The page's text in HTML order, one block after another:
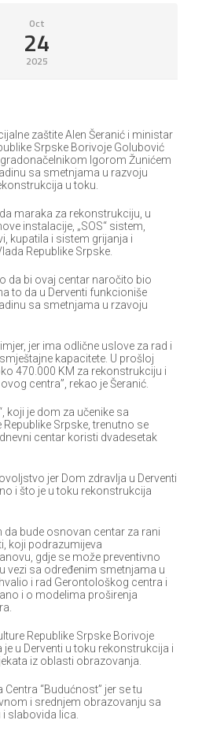
Oct
24
2025
zaštite Alen Šeranić i ministar
Srpske Borivoje Golubović
Igorom Žunićem
sa smetnjama u razvoju
u toku.
maraka za rekonstrukciju, u
instalacije, „SOS“ sistem,
kupatila i sistem grijanja i
Republike Srpske.
da bi ovaj centar naročito bio
to da u Derventi funkcioniše
sa smetnjama u rzavoju
jer ima odlične uslove za rad i
kapacitete. U prošloj
470.000 KM za rekonstrukciju i
centra”, rekao je Šeranić.
koji je dom za učenike sa
Srpske, trenutno se
centar koristi dvadesetak
jer Dom zdravlja u Derventi
i što je u toku rekonstrukcija
da bude osnovan centar za rani
koji podrazumijeva
gdje se može preventivno
vezi sa određenim smetnjama u
i rad Gerontološkog centra i
i o modelima proširenja
Republike Srpske Borivoje
je u Derventi u toku rekonstrukcija i
iz oblasti obrazovanja.
Centra “Budućnost” jer se tu
i srednjem obrazovanju sa
slabovida lica.